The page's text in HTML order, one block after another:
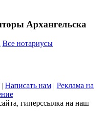
Архангельска
Все нотариусы
Написать нам | Реклама на
гиперссылка на наш